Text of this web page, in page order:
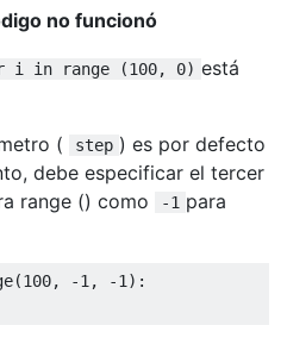
no funcionó
i in range (100, 0) está
(
step ) es por defecto
debe especificar el tercer
range () como
-1 para
(100, -1 , -1 ):